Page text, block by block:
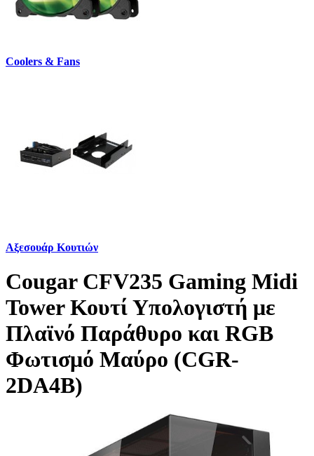
Coolers & Fans
Αξεσουάρ Κουτιών
Cougar CFV235 Gaming Midi
Tower Κουτί Υπολογιστή με
Πλαϊνό Παράθυρο και RGB
Φωτισμό Μαύρο (CGR-
2DA4B)